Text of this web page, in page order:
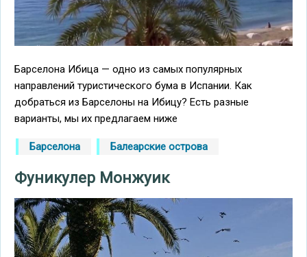
Барселона Ибица — одно из самых популярных
направлений туристического бума в Испании. Как
добраться из Барселоны на Ибицу? Есть разные
варианты, мы их предлагаем ниже
Барселона Балеарские острова
Фуникулер Монжуик